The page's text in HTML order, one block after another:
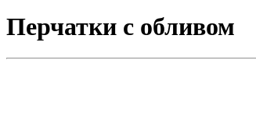
Перчатки с обливом